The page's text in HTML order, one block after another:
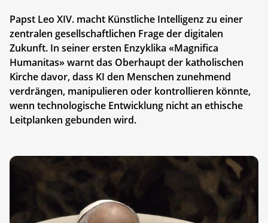
Papst Leo XIV. macht Künstliche Intelligenz zu einer
zentralen gesellschaftlichen Frage der digitalen
Zukunft. In seiner ersten Enzyklika «Magnifica
Humanitas» warnt das Oberhaupt der katholischen
Kirche davor, dass KI den Menschen zunehmend
verdrängen, manipulieren oder kontrollieren könnte,
wenn technologische Entwicklung nicht an ethische
Leitplanken gebunden wird.